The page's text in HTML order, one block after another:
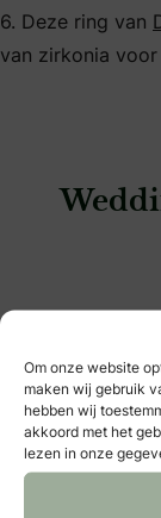
Om onze website
maken wij gebruik
hebben wij
akkoord met het
lezen in onze
6. Deze ring van
van zirkonia